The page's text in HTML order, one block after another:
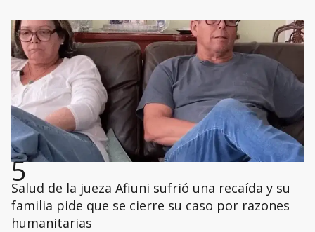
5
Salud de la jueza Afiuni sufrió una recaída y su
familia pide que se cierre su caso por razones
humanitarias